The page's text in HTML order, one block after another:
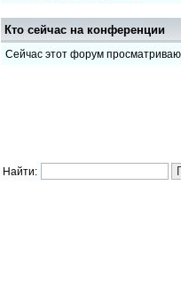
Кто сейчас на конференции
Сейчас этот форум
Найти: